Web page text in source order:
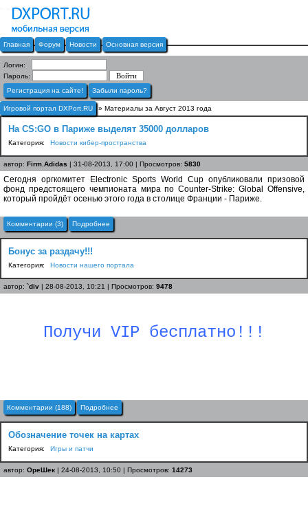
Главная Форум Новости Основная версия
Логин:
Пароль:
Регистрация на сайте!
Забыли пароль?
Игровой портал DXPort.RU » Материалы за Август 2013 года
На CS:GO в Париже выделят 35000 долларов
Категория: Новости кибер-пространства
автор: Firm.Adidas | 31-08-2013, 17:00 | Просмотров: 5830
Сегодня оргкомитет Electronic Sports World Cup опубликовали призовой
фонд предстоящего чемпионата мира по Counter-Strike: Global Offensive,
который пройдёт осенью этого года в столице Франции - Париже.
Комментарии (3) Подробнее
Бонус за раздачу!!!
Категория: Новости нашего портала
автор: `div | 28-08-2013, 10:21 | Просмотров: 9478
Получи VIP бесплатно!!!
Комментарии (188) Подробнее
Обозначение точек на картах
Категория: Игры и патчи
автор: ОреШек | 24-08-2013, 10:50 | Просмотров: 14273